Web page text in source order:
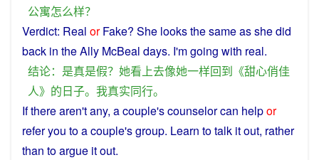
公寓怎么样？
Verdict: Real or Fake? She looksthesameasshe did
back in the Ally McBeal days. I'm going with real.
结论： 是真是假？ 她看上去像她一样回到 《甜心俏佳
人》 的日子。 我真实同行。
If there aren't any, acouple's counselorcan helpor
referyou toacouple'sgroup. Learn totalk itout, rather
than toargue it out.